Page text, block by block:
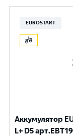
EUROSTART
Аккумулятор
L+ D5